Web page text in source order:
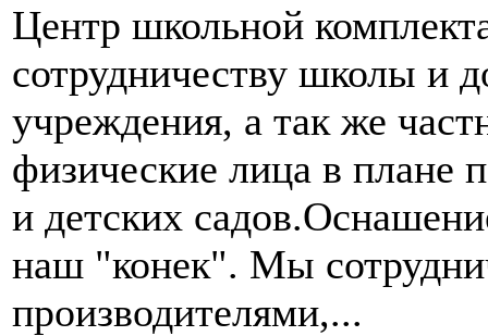
Центр школьной
сотрудничеству школы и
учреждения, а так же
физические лица в плане
и детских
наш "конек". Мы
производителями,...